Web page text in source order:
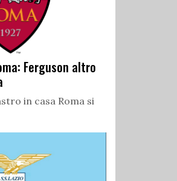
Ferguson altro
in casa Roma si